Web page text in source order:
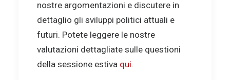
nostre argomentazioni e discutere in
dettaglio gli sviluppi politici attuali e
futuri. Potete leggere le nostre
valutazioni dettagliate sulle questioni
della sessione estiva qui.